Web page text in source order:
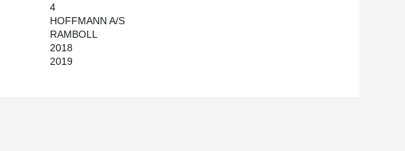
4
HOFFMANN A/S
RAMBOLL
2018
2019